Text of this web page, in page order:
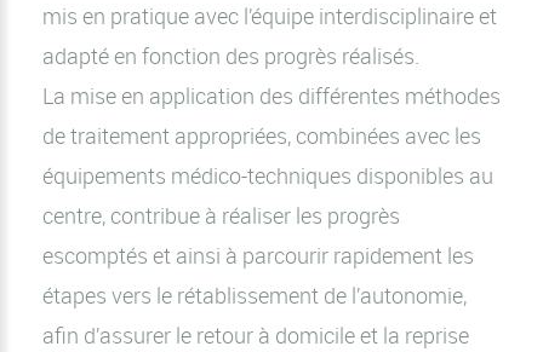
mis en pratique avec l’équipe interdisciplinaire et
adapté en fonction des progrès réalisés.
La mise en application des différentes méthodes
de traitement appropriées, combinées avec les
équipements médico-techniques disponibles au
centre, contribue à réaliser les progrès
escomptés et ainsi à parcourir rapidement les
étapes vers le rétablissement de l’autonomie,
afin d’assurer le retour à domicile et la reprise